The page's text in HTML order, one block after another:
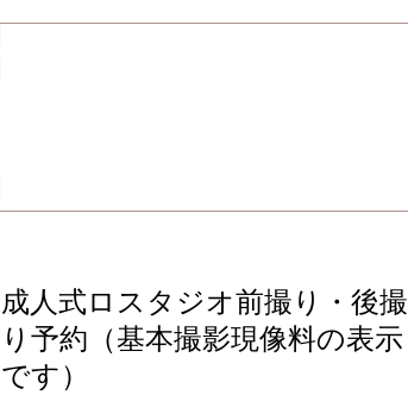
成人式ロスタジオ前撮り・後撮
り予約（基本撮影現像料の表示
です）